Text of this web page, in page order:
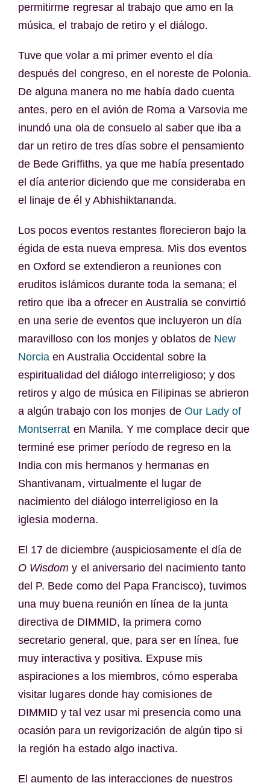
permitirme regresar al trabajo que amo en la
música, el trabajo de retiro y el diálogo.
Tuve que volar a mi primer evento el día
después del congreso, en el noreste de Polonia.
De alguna manera no me había dado cuenta
antes, pero en el avión de Roma a Varsovia me
inundó una ola de consuelo al saber que iba a
dar un retiro de tres días sobre el pensamiento
de Bede Griffiths, ya que me había presentado
el día anterior diciendo que me consideraba en
el linaje de él y Abhishiktananda.
Los pocos eventos restantes florecieron bajo la
égida de esta nueva empresa. Mis dos eventos
en Oxford se extendieron a reuniones con
eruditos islámicos durante toda la semana; el
retiro que iba a ofrecer en Australia se convirtió
en una serie de eventos que incluyeron un día
maravilloso con los monjes y oblatos de New
Norcia en Australia Occidental sobre la
espiritualidad del diálogo interreligioso; y dos
retiros y algo de música en Filipinas se abrieron
a algún trabajo con los monjes de Our Lady of
Montserrat en Manila. Y me complace decir que
terminé ese primer período de regreso en la
India con mis hermanos y hermanas en
Shantivanam, virtualmente el lugar de
nacimiento del diálogo interreligioso en la
iglesia moderna.
El 17 de diciembre (auspiciosamente el día de
O Wisdom y el aniversario del nacimiento tanto
del P. Bede como del Papa Francisco), tuvimos
una muy buena reunión en línea de la junta
directiva de DIMMID, la primera como
secretario general, que, para ser en línea, fue
muy interactiva y positiva. Expuse mis
aspiraciones a los miembros, cómo esperaba
visitar lugares donde hay comisiones de
DIMMID y tal vez usar mi presencia como una
ocasión para un revigorización de algún tipo si
la región ha estado algo inactiva.
El aumento de las interacciones de nuestros